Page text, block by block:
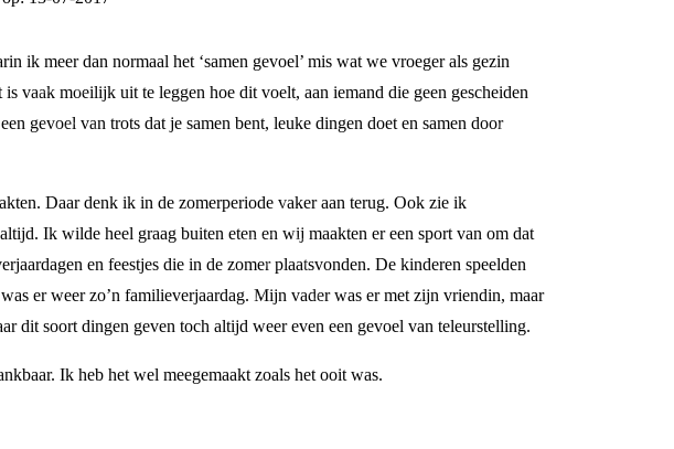
ik meer dan normaal het ‘samen gevoel’ mis wat we vroeger als gezin
vaak moeilijk uit te leggen hoe dit voelt, aan iemand die geen gescheiden
gevoel van trots dat je samen bent, leuke dingen doet en samen door
Daar denk ik in de zomerperiode vaker aan terug. Ook zie ik
Ik wilde heel graag buiten eten en wij maakten er een sport van om dat
en feestjes die in de zomer plaatsvonden. De kinderen speelden
er weer zo’n familieverjaardag. Mijn vader was er met zijn vriendin, maar
dit soort dingen geven toch altijd weer even een gevoel van teleurstelling.
Ik heb het wel meegemaakt zoals het ooit was.